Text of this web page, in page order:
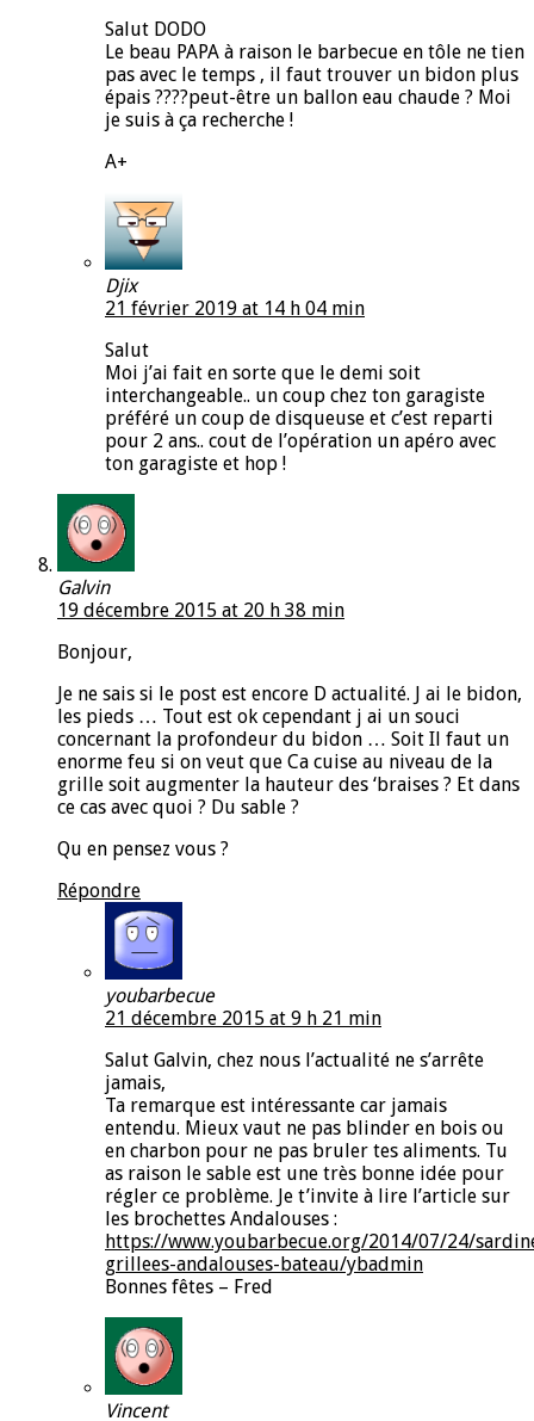
Salut DODO
Le beau PAPA à raison le barbecue en tôle ne tien
pas avec le temps , il faut trouver un bidon plus
épais ????peut-être un ballon eau chaude ? Moi
je suis à ça recherche !
A+
Djix
21 février 2019 at 14 h 04 min
Salut
Moi j’ai fait en sorte que le demi soit
interchangeable.. un coup chez ton garagiste
préféré un coup de disqueuse et c’est reparti
pour 2 ans.. cout de l’opération un apéro avec
ton garagiste et hop !
Galvin
19 décembre 2015 at 20 h 38 min
Bonjour,
Je ne sais si le post est encore D actualité. J ai le bidon,
les pieds … Tout est ok cependant j ai un souci
concernant la profondeur du bidon … Soit Il faut un
enorme feu si on veut que Ca cuise au niveau de la
grille soit augmenter la hauteur des ‘braises ? Et dans
ce cas avec quoi ? Du sable ?
Qu en pensez vous ?
Répondre
youbarbecue
21 décembre 2015 at 9 h 21 min
Salut Galvin, chez nous l’actualité ne s’arrête
jamais,
Ta remarque est intéressante car jamais
entendu. Mieux vaut ne pas blinder en bois ou
en charbon pour ne pas bruler tes aliments. Tu
as raison le sable est une très bonne idée pour
régler ce problème. Je t’invite à lire l’article sur
les brochettes Andalouses :
https://www.youbarbecue.org/2014/07/24/
grillees-andalouses-bateau/ybadmin
Bonnes fêtes – Fred
Vincent